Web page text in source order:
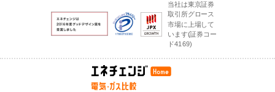
当社は東京証券
取引所グロース
市場に上場して
います(証券コー
ド4169)